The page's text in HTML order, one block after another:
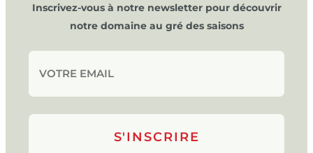
Inscrivez-vous à notre newsletter pour découvrir
notre domaine au gré des saisons